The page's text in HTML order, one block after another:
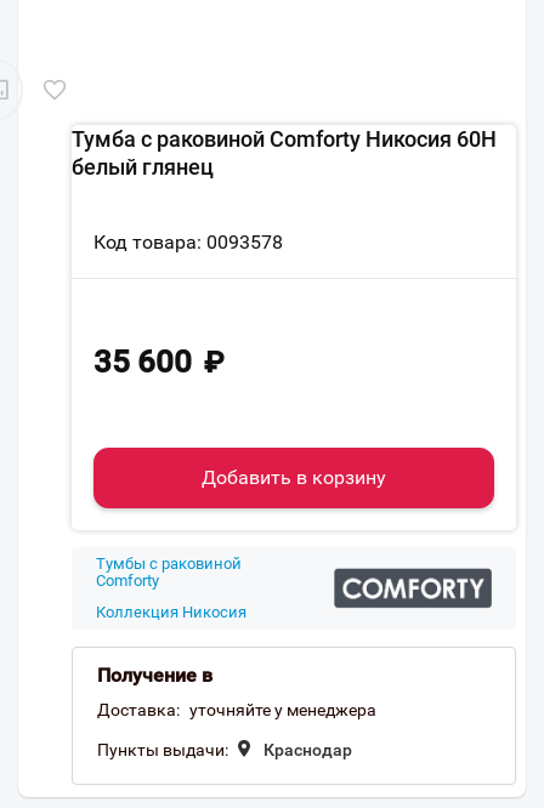
Тумба с раковиной Comforty Никосия 60Н
белый глянец
Код товара: 0093578
35 600 ₽
Добавить в корзину
Тумбы с раковиной
Comforty
Коллекция Никосия
Получение в
Доставка: уточняйте у менеджера
Пункты выдачи: Краснодар